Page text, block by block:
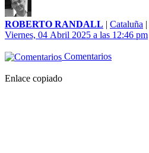
ROBERTO RANDALL | Cataluña |
Viernes, 04 Abril 2025 a las 12:46 pm
Comentarios
Enlace copiado